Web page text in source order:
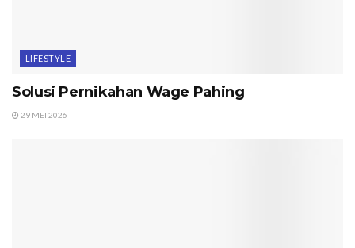
LIFESTYLE
Solusi Pernikahan Wage Pahing
29 MEI 2026